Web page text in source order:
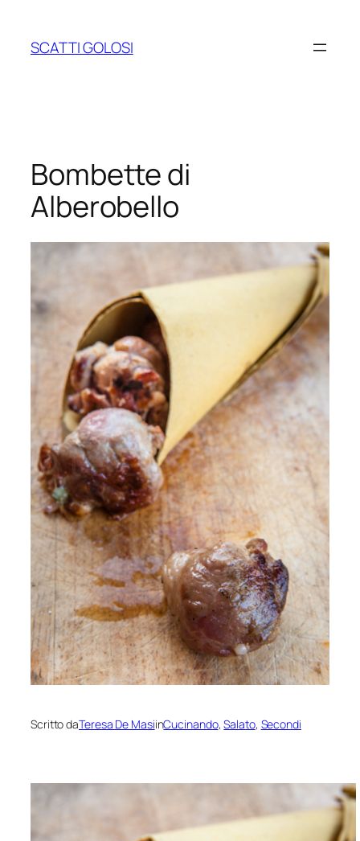
contenuto
SCATTI GOLOSI
Bombette di
Alberobello
Scritto daTeresa De MasiinCucinando, Salato, Secondi